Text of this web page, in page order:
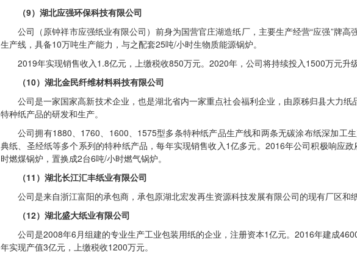
（9）湖北应强环保科技有限公司
公司（原钟祥市应强纸业有限公司）前身为国营官庄湖造纸厂，主要生产经营“应强”牌
生产线，具备10万吨生产能力，与之配套25吨/小时生物质能源锅炉。
2019年实现销售收入1.8亿元，上缴税收850万元。2020年，公司将持续投入1500万元升
（10）湖北金民纤维材料科技有限公司
公司是一家国家高新技术企业，也是湖北省内一家重点社会福利企业，由原秭归县大力
特种纸产品的研发和生产。
公司拥有1880、1760、1600、1575型多条特种纸产品生产线和两条无碳涂布纸深加工
典纸、圣经纸等多个系列的特种纸产品，每年实现销售收入1亿多元。2016年公司积极响应
时燃煤锅炉，置换成2台6吨/小时燃气锅炉。
（11）湖北长江汇丰纸业有限公司
公司是来自浙江富阳的承包商，承包原湖北宏发再生资源科技发展有限公司的现有厂区和
（12）湖北盛大纸业有限公司
公司是2008年6月组建的专业生产工业包装用纸的企业，注册资本1亿元。2016年建成
年实现产值3亿元，上缴税收1200万元。